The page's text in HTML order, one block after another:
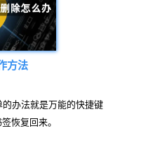
方法
办法就是万能的快捷键
恢复回来。